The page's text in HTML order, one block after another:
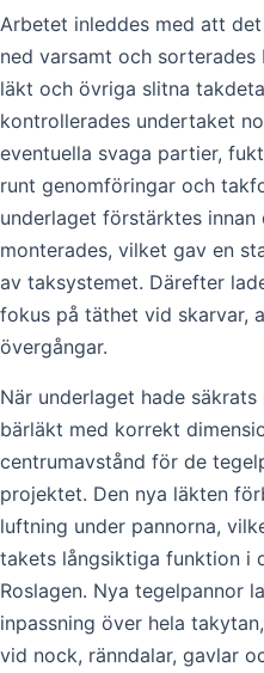
Arbetet inleddes med att
ned varsamt och
läkt och övriga slitna
kontrollerades undertaket
eventuella svaga partier,
runt genomföringar och
underlaget förstärktes
monterades, vilket gav en
av taksystemet. Därefter
fokus på täthet vid skarvar,
övergångar.
När underlaget hade
bärläkt med korrekt
centrumavstånd för de
projektet. Den nya läkten
luftning under pannorna,
takets långsiktiga funktion i
Roslagen. Nya tegelpannor
inpassning över hela
vid nock, ränndalar, gavlar